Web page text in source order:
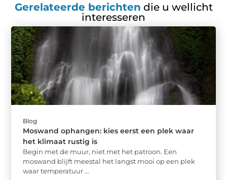
Gerelateerde berichten die u wellicht
interesseren
Blog
Moswand ophangen: kies eerst een plek waar
het klimaat rustig is
Begin met de muur, niet met het patroon. Een
moswand blijft meestal het langst mooi op een plek
waar temperatuur ...